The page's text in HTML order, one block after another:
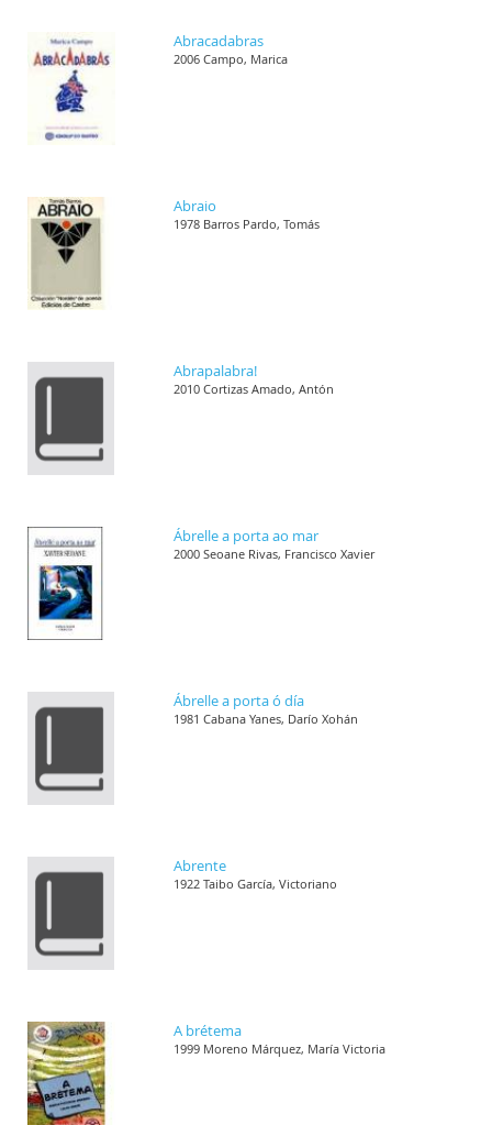
Abracadabras
2006 Campo, Marica
Abraio
1978 Barros Pardo, Tomás
Abrapalabra!
2010 Cortizas Amado, Antón
Ábrelle a porta ao mar
2000 Seoane Rivas, Francisco Xavier
Ábrelle a porta ó día
1981 Cabana Yanes, Darío Xohán
Abrente
1922 Taibo García, Victoriano
A brétema
1999 Moreno Márquez, María Victoria